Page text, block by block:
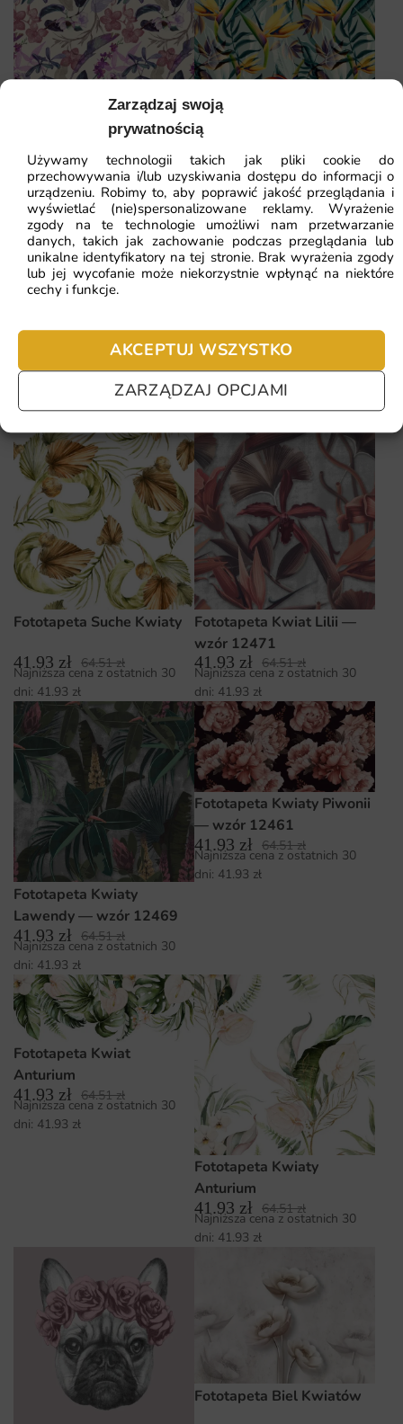
Zarządzaj swoją
prywatnością
Używamy technologii takich jak pliki cookie do
przechowywania i/lub uzyskiwania dostępu do informacji o
urządzeniu. Robimy to, aby poprawić jakość przeglądania i
wyświetlać (nie)spersonalizowane reklamy. Wyrażenie
zgody na te technologie umożliwi nam przetwarzanie
danych, takich jak zachowanie podczas przeglądania lub
unikalne identyfikatory na tej stronie. Brak wyrażenia zgody
lub jej wycofanie może niekorzystnie wpłynąć na niektóre
cechy i funkcje.
AKCEPTUJ WSZYSTKO
ZARZĄDZAJ OPCJAMI
Fototapeta Tropikalne
Kwiaty — wzór 2
41.93zł 64.51zł
Najniższa cena z ostatnich 30
dni:41.93
Fototapeta Rajski Kwiat —
wzór 12764
41.93zł 64.51zł
Najniższa cena z ostatnich 30
dni:41.93zł
Fototapeta Graficzne
Kwiaty
64.51zł
Najniższa cena z ostatnich 30
Fototapeta Postarzane
Kwiaty
41.93zł 64.51zł
Najniższa cena z ostatnich 30
dni: 41.93zł
Fototapeta Suche Kwiaty
41.93 zł 64.51zł
Najniższa cena z ostatnich 30
dni: 41.93 zł
Fototapeta Kwiat Lilii —
wzór 12471
41.93 zł 64.51zł
Najniższa cena z ostatnich 30
dni: 41.93 zł
Fototapeta Kwiaty
Lawendy — wzór 12469
41.93 zł 64.51zł
Najniższa cena z ostatnich 30
dni: 41.93 zł
Fototapeta Kwiaty Piwonii
— wzór 12461
41.93 zł 64.51zł
Najniższa cena z ostatnich 30
dni: 41.93 zł
Fototapeta Kwiat
Anturium
41.93 zł 64.51zł
Najniższa cena z ostatnich 30
dni: 41.93 zł
Fototapeta Kwiaty
Anturium
41.93 zł 64.51zł
Najniższa cena z ostatnich 30
dni: 41.93 zł
Fototapeta Biel Kwiatów